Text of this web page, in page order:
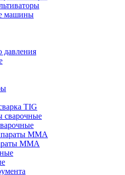
машины
давления
TIG
ММА